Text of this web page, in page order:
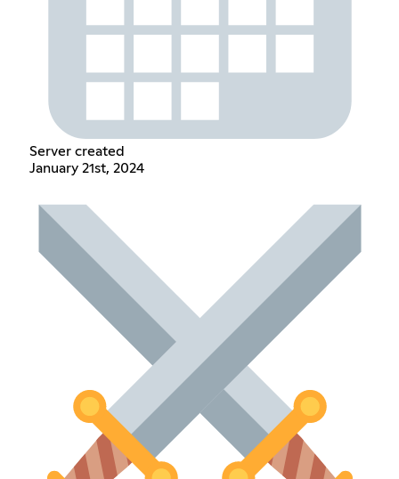
Server created
January 21st, 2024